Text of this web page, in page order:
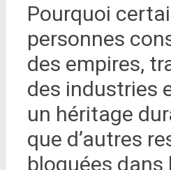
Pourquoi
personnes
des empires,
des industries
un héritage
que d’autres
bloquées dans